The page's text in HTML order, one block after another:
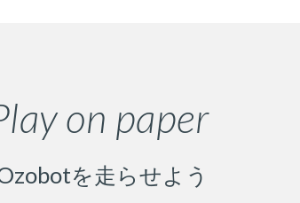
on paper
を走らせよう